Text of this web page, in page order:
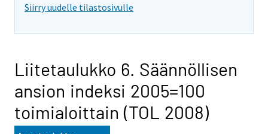
Siirry uudelle tilastosivulle
Liitetaulukko 6. Säännöllisen
ansion indeksi 2005=100
toimialoittain (TOL 2008)